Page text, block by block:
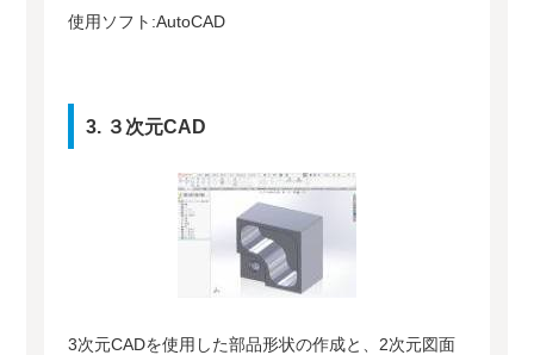
使用ソフト:AutoCAD
3. ３次元CAD
3次元CADを使用した部品形状の作成と、2次元図面